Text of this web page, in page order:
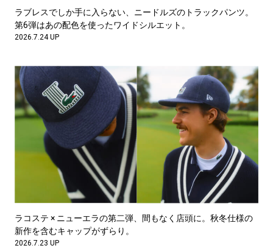
ラブレスでしか手に入らない、ニードルズのトラックパンツ。
第6弾はあの配色を使ったワイドシルエット。
2026.7.24 UP
ラコステ × ニューエラの第二弾、間もなく店頭に。秋冬仕様の
新作を含むキャップがずらり。
2026.7.23 UP